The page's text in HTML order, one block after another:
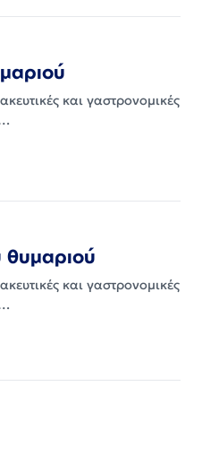
και γαστρονομικές
θυμαριού
και γαστρονομικές